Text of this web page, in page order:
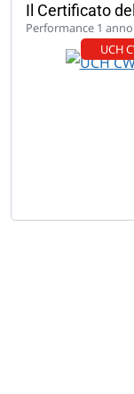
Il Certificato
Performance 1 anno
UCH